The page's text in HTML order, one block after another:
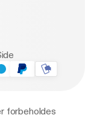
forbeholdes